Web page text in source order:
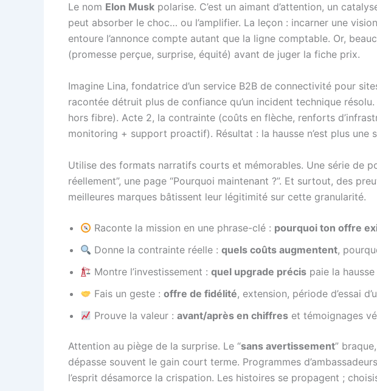
Le nom Elon Musk polarise. C’est un aimant d’attention, un
peut absorber le choc… ou l’amplifier. La leçon : incarner une
entoure l’annonce compte autant que la ligne comptable. Or,
(promesse perçue, surprise, équité) avant de juger la fiche prix.
Imagine Lina, fondatrice d’un service B2B de connectivité pour
racontée détruit plus de confiance qu’un incident technique
hors fibre). Acte 2, la contrainte (coûts en flèche, renforts
monitoring + support proactif). Résultat : la hausse n’est plus
Utilise des formats narratifs courts et mémorables. Une série de
réellement”, une page “Pourquoi maintenant ?”. Et surtout, des
meilleures marques bâtissent leur légitimité sur cette granularité.
Raconte la mission en une phrase-clé : pourquoi ton offre
Donne la contrainte réelle :quels coûts augmentent,
Montre l’investissement :quel upgrade précis paie la
Fais un geste :offre de fidélité, extension, période d’essai
Prouve la valeur :avant/après en chiffres et témoignages
Attention au piège de la surprise. Le “sans avertissement”
dépasse souvent le gain court terme. Programmes
l’esprit désamorce la crispation. Les histoires se propagent ;